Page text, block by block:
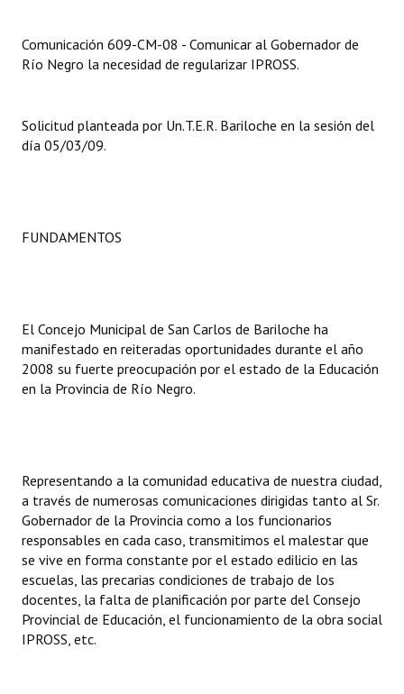
Comunicaciones
Resoluciones de Presidencia
Antiguos Pobladores
Datos Históricos
Premio al Mérito - Registro
Periodistas Decanos - Registro
Ciudadano Ilustre - Registro
Banca del Vecino - Registro
Huéspedes de Honor - Registro
Antiguos Pobladores - Registro
Comunicación 609-CM-08 - Comunicar al Gobernador de
Río Negro la necesidad de regularizar IPROSS.
Solicitud planteada por Un.T.E.R. Bariloche en la sesión del
día 05/03/09.
FUNDAMENTOS
El Concejo Municipal de San Carlos de Bariloche ha
manifestado en reiteradas oportunidades durante el año
2008 su fuerte preocupación por el estado de la Educación
en la Provincia de Río Negro.
Representando a la comunidad educativa de nuestra ciudad,
a través de numerosas comunicaciones dirigidas tanto al Sr.
Gobernador de la Provincia como a los funcionarios
responsables en cada caso, transmitimos el malestar que
se vive en forma constante por el estado edilicio en las
escuelas, las precarias condiciones de trabajo de los
docentes, la falta de planificación por parte del Consejo
Provincial de Educación, el funcionamiento de la obra social
IPROSS, etc.